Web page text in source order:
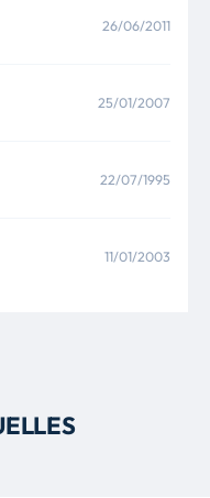
26/06/2011
25/01/2007
22/07/1995
11/01/2003